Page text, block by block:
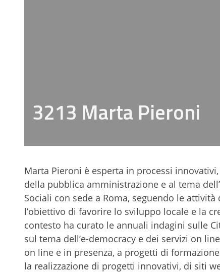
3213 Marta Pieroni
Marta Pieroni è esperta in processi
della pubblica amministrazione e al tema
Sociali con sede a Roma, seguendo le
l’obiettivo di favorire lo sviluppo locale e la
contesto ha curato le annuali indagini sulle
sul tema dell’e-democracy e dei servizi on
on line e in presenza, a progetti di
la realizzazione di progetti innovativi, di siti